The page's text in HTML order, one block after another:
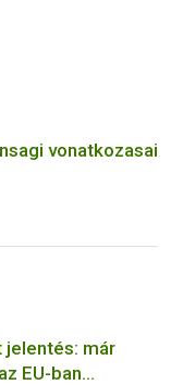
vonatkozasai
jelentés: már
EU-ban